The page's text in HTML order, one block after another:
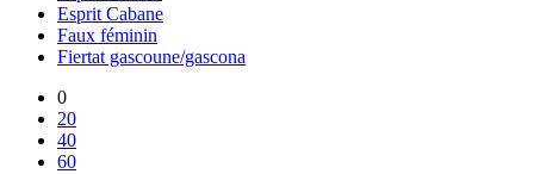
Esprit Cabane
Faux féminin
Fiertat gascoune/gascona
0
20
40
60